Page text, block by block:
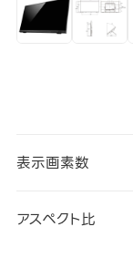
表示画素数
アスペクト比